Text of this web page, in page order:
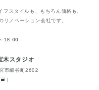
スタイルも、もちろん価格も、
リノベーション会社です。
18:00
スタジオ
市細谷町2602
]